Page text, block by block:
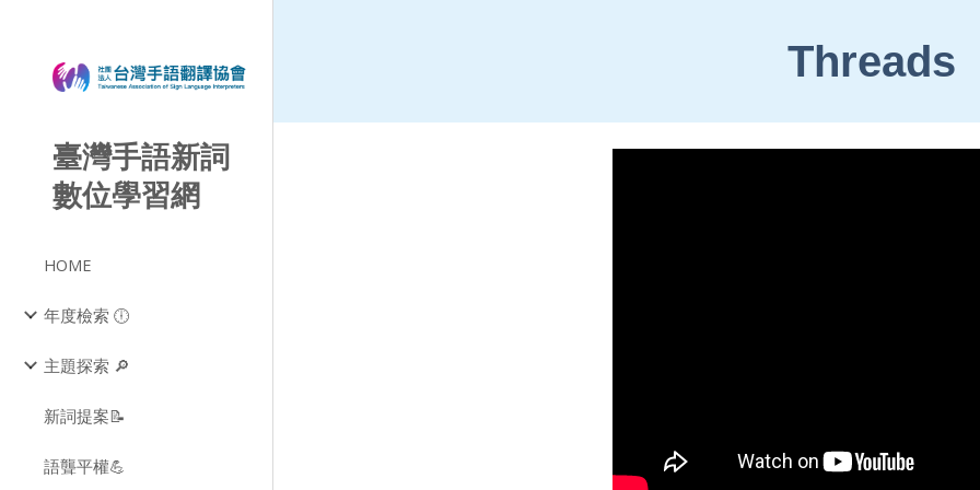
Skip to
臺灣手語新詞
數位學習網
HOME
年度檢索 🕕
主題探索 🔎
新詞提案📝
語聾平權💪
Threads